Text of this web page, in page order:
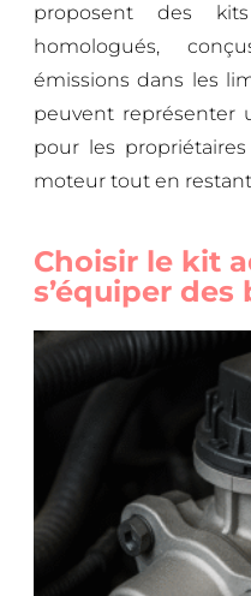
proposent des
homologués,
émissions dans les
peuvent représenter
pour les
moteur tout en
Choisir le kit
s’équiper